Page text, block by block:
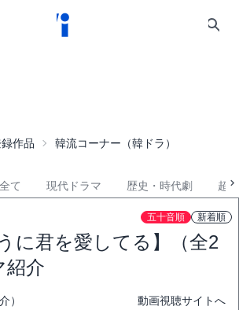
作品 韓流コーナー（韓ドラ）
全て 現代ドラマ 歴史・時代劇 超
五十音順 新着順
に君を愛してる】（全2
紹介
） 動画視聴サイトへ